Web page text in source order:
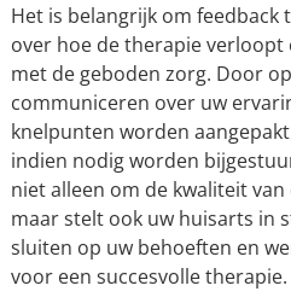
Het is belangrijk om feedback
over hoe de therapie
met de geboden zorg. Door
communiceren over uw
knelpunten worden
indien nodig worden
niet alleen om de kwaliteit
maar stelt ook uw huisarts in
sluiten op uw behoeften en
voor een succesvolle therapie.